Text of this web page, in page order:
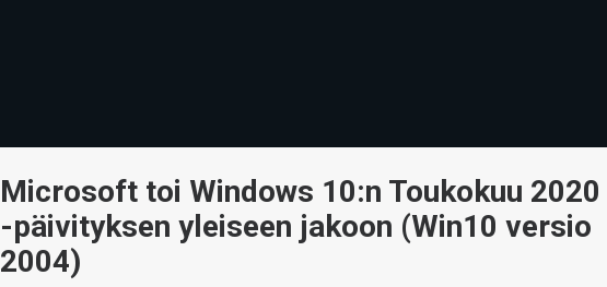
Microsoft toi Windows 10:n Toukokuu 2020
-päivityksen yleiseen jakoon (Win10 versio
2004)